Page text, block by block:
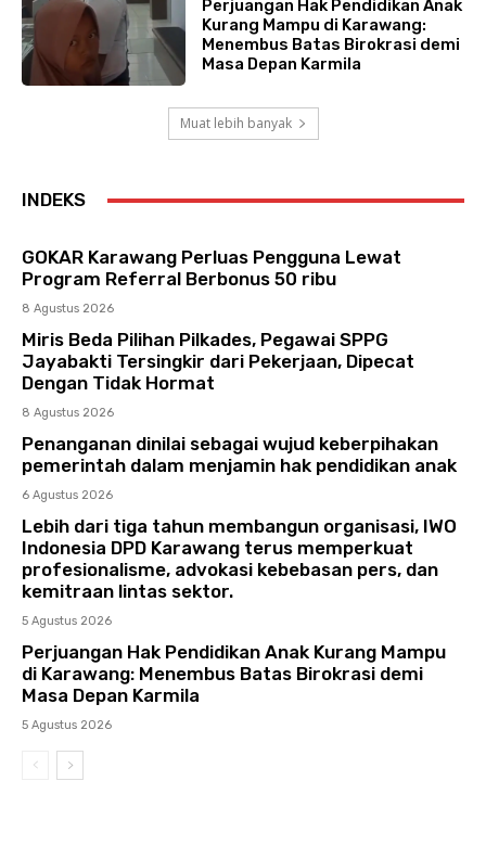
Perjuangan Hak Pendidikan Anak
Kurang Mampu di Karawang:
Menembus Batas Birokrasi demi
Masa Depan Karmila
Muat lebih banyak
INDEKS
GOKAR Karawang Perluas Pengguna Lewat
Program Referral Berbonus 50 ribu
8 Agustus 2026
Miris Beda Pilihan Pilkades, Pegawai SPPG
Jayabakti Tersingkir dari Pekerjaan, Dipecat
Dengan Tidak Hormat
8 Agustus 2026
Penanganan dinilai sebagai wujud keberpihakan
pemerintah dalam menjamin hak pendidikan anak
6 Agustus 2026
Lebih dari tiga tahun membangun organisasi, IWO
Indonesia DPD Karawang terus memperkuat
profesionalisme, advokasi kebebasan pers, dan
kemitraan lintas sektor.
5 Agustus 2026
Perjuangan Hak Pendidikan Anak Kurang Mampu
di Karawang: Menembus Batas Birokrasi demi
Masa Depan Karmila
5 Agustus 2026